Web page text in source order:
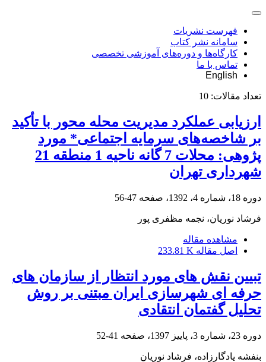
فهرست نشریات
سامانه نشر کتاب
کارگاه‌ها و دوره‌های آموزشی تخصصی
تماس با ما
English
تعداد مقالات: 10
ارزیابی عملکرد مدیریت محله محور با تأکید
بر شاخصه‌های سرمایه اجتماعی* مورد
پژوهی: محلات 7 گانه ناحیه 1 منطقه 21
شهرداری تهران
دوره 18، شماره 4، 1392، صفحه 47-56
فرشاد نوریان، نجمه مظفری پور
مشاهده مقاله
اصل مقاله 233.81 K
تبیین نقش های مورد انتظار از سازمان های
حرفه ای شهرسازی ایران مبتنی بر روش
تحلیل گفتمان انتقادی
دوره 23، شماره 3، پاییز 1397، صفحه 41-52
بنفشه یادگارزاده، فرشاد نوریان